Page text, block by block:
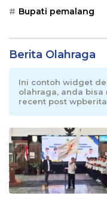
Bupati pemalang
Berita Olahraga
Ini contoh widget
olahraga, anda
recent post